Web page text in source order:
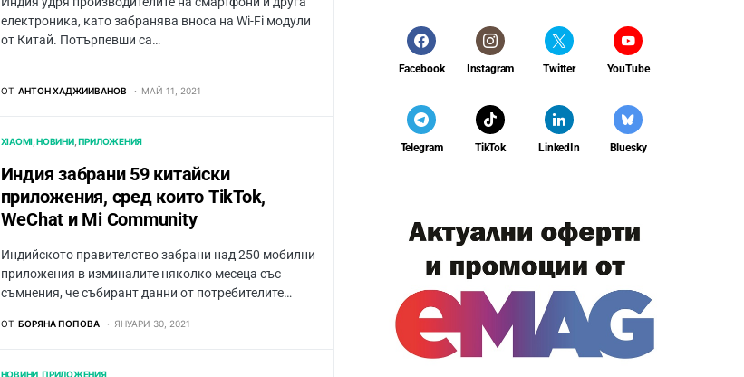
електроника, като забранява вноса на Wi-Fi модули
от Китай. Потърпевши са…
ОТ АНТОН ХАДЖИИВАНОВ МАЙ 11, 2021
XIAOMI НОВИНИ ПРИЛОЖЕНИЯ
Индия забрани 59 китайски
приложения, сред които TikTok,
WeChat и Mi Community
Индийското правителство забрани над 250 мобилни
приложения в изминалите няколко месеца със
съмнения, че събирант данни от потребителите…
ОТ БОРЯНА ПОПОВА ЯНУАРИ 30, 2021
НОВИНИ ПРИЛОЖЕНИЯ
Facebook Instagram Twitter YouTube
Telegram TikTok LinkedIn Bluesky